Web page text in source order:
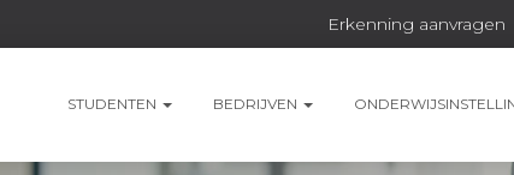
Erkenning aanvragen
STUDENTEN BEDRIJVEN